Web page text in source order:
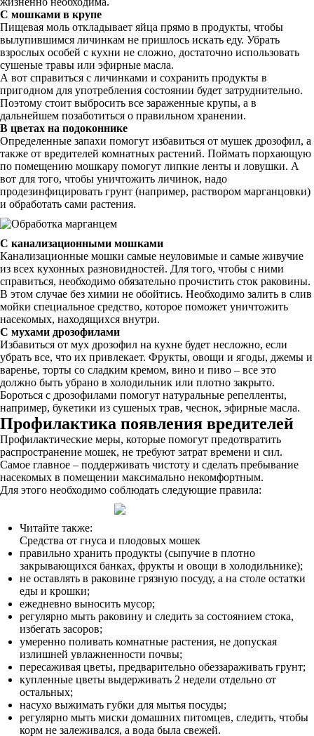
С мошками в крупе
Пищевая моль откладывает яйца прямо в продукты, чтобы
вылупившимся личинкам не пришлось искать еду. Убрать
взрослых особей с кухни не сложно, достаточно использовать
сушеные травы или эфирные масла.
А вот справиться с личинками и сохранить продукты в
пригодном для употребления состоянии будет затруднительно.
Поэтому стоит выбросить все зараженные крупы, а в
дальнейшем позаботиться о правильном хранении.
В цветах на подоконнике
Определенные запахи помогут избавиться от мушек дрозофил, а
также от вредителей комнатных растений. Поймать порхающую
по помещению мошкару помогут липкие ленты и ловушки. А
вот для того, чтобы уничтожить личинок, надо
продезинфицировать грунт (например, раствором марганцовки)
и обработать сами растения.
С канализационными мошками
Канализационные мошки самые неуловимые и самые живучие
из всех кухонных разновидностей. Для того, чтобы с ними
справиться, необходимо обязательно прочистить сток раковины.
В этом случае без химии не обойтись. Необходимо залить в слив
мойки специальное средство, которое поможет уничтожить
насекомых, находящихся внутри.
С мухами дрозофилами
Избавиться от мух дрозофил на кухне будет несложно, если
убрать все, что их привлекает. Фрукты, овощи и ягоды, джемы и
варенье, торты со сладким кремом, вино и пиво – все это
должно быть убрано в холодильник или плотно закрыто.
Бороться с дрозофилами помогут натуральные репелленты,
например, букетики из сушеных трав, чеснок, эфирные масла.
Профилактика появления вредителей
Профилактические меры, которые помогут предотвратить
распространение мошек, не требуют затрат времени и сил.
Самое главное – поддерживать чистоту и сделать пребывание
насекомых в помещении максимально некомфортным.
Для этого необходимо соблюдать следующие правила:
Читайте также:
Средства от гнуса и плодовых мошек
правильно хранить продукты (сыпучие в плотно
закрывающихся банках, фрукты и овощи в холодильнике);
не оставлять в раковине грязную посуду, а на столе остатки
еды и крошки;
ежедневно выносить мусор;
регулярно мыть раковину и следить за состоянием стока,
избегать засоров;
умеренно поливать комнатные растения, не допуская
излишней увлажненности почвы;
пересаживая цветы, предварительно обеззараживать грунт;
купленные цветы выдерживать 2 недели отдельно от
остальных;
насухо выжимать губки для мытья посуды;
регулярно мыть миски домашних питомцев, следить, чтобы
корм не залеживался, а вода была свежей.